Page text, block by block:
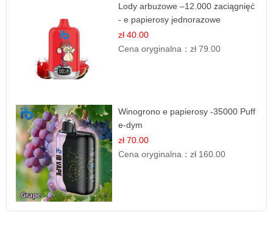
Lody arbuzowe –12.000 zaciągnięć
- e papierosy jednorazowe
zł 40.00
Cena oryginalna：zł 79.00
Winogrono e papierosy -35000 Puff
e-dym
zł 70.00
Cena oryginalna：zł 160.00